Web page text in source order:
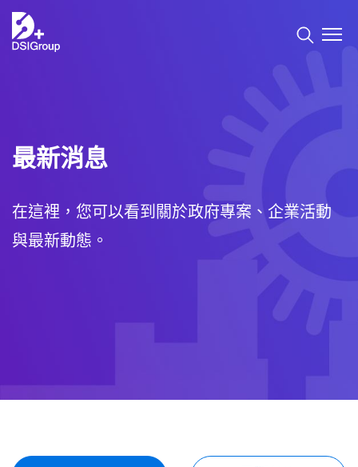
產品介紹
數據碰！
最新消息
在這裡，您可以看到關於政府專案、企業活動
與最新動態。